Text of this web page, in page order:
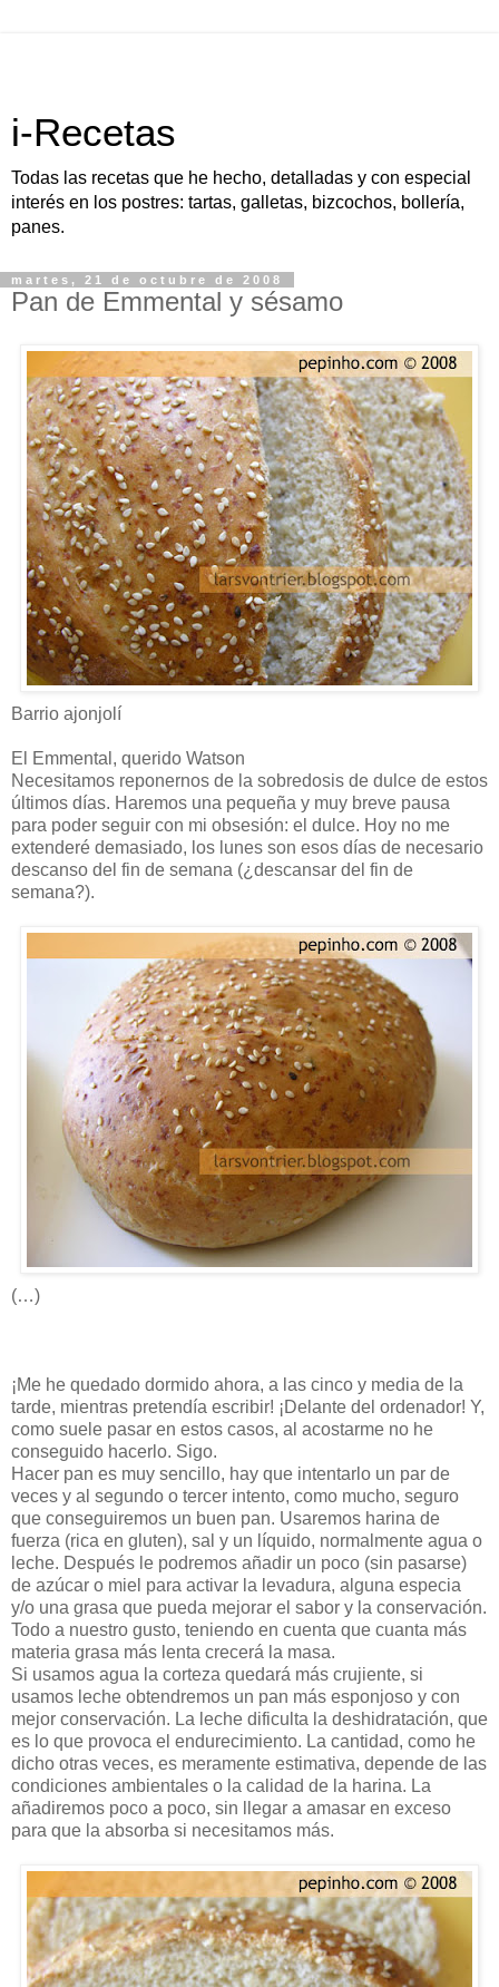
i-Recetas
Todas las recetas que he hecho, detalladas y con especial
interés en los postres: tartas, galletas, bizcochos, bollería,
panes.
martes, 21 de octubre de 2008
Pan de Emmental y sésamo
Barrio ajonjolí
El Emmental, querido Watson
Necesitamos reponernos de la sobredosis de dulce de estos
últimos días. Haremos una pequeña y muy breve pausa
para poder seguir con mi obsesión: el dulce. Hoy no me
extenderé demasiado, los lunes son esos días de necesario
descanso del fin de semana (¿descansar del fin de
semana?).
(…)
¡Me he quedado dormido ahora, a las cinco y media de la
tarde, mientras pretendía escribir! ¡Delante del ordenador! Y,
como suele pasar en estos casos, al acostarme no he
conseguido hacerlo. Sigo.
Hacer pan es muy sencillo, hay que intentarlo un par de
veces y al segundo o tercer intento, como mucho, seguro
que conseguiremos un buen pan. Usaremos harina de
fuerza (rica en gluten), sal y un líquido, normalmente agua o
leche. Después le podremos añadir un poco (sin pasarse)
de azúcar o miel para activar la levadura, alguna especia
y/o una grasa que pueda mejorar el sabor y la conservación.
Todo a nuestro gusto, teniendo en cuenta que cuanta más
materia grasa más lenta crecerá la masa.
Si usamos agua la corteza quedará más crujiente, si
usamos leche obtendremos un pan más esponjoso y con
mejor conservación. La leche dificulta la deshidratación, que
es lo que provoca el endurecimiento. La cantidad, como he
dicho otras veces, es meramente estimativa, depende de las
condiciones ambientales o la calidad de la harina. La
añadiremos poco a poco, sin llegar a amasar en exceso
para que la absorba si necesitamos más.